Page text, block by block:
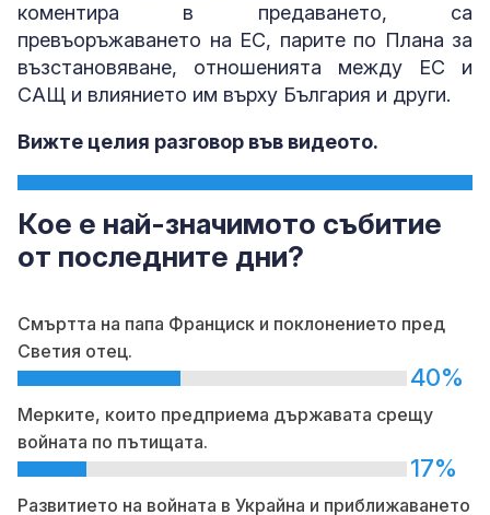
коментира в предаването, са
превъоръжаването на ЕС, парите по Плана за
възстановяване, отношенията между ЕС и
САЩ и влиянието им върху България и други.
Вижте целия разговор във видеото.
Кое е най-значимото събитие
от последните дни?
Смъртта на папа Франциск и поклонението пред
Светия отец.
40%
Мерките, които предприема държавата срещу
войната по пътищата.
17%
Развитието на войната в Украйна и приближаването